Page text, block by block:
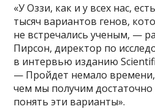
«У Оззи, как и у всех нас,
тысяч вариантов генов,
не встречались ученым, —
Пирсон, директор по
в интервью изданию
— Пройдет немало
чем мы получим
понять эти варианты».